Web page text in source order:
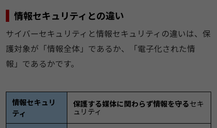
情報セキュリティとの違い
サイバーセキュリティと情報セキュリティの違いは、保
護対象が「情報全体」であるか、「電子化された情
報」であるかです。
情報セキュリ
ティ
保護する媒体に関わらず情報を守るセキ
ュリティ